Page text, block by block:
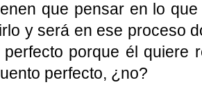
que pensar en lo
y será en ese proceso
perfecto porque él quiere
perfecto, ¿no?